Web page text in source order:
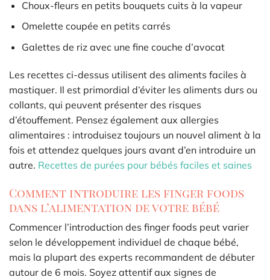
Choux-fleurs en petits bouquets cuits à la vapeur
Omelette coupée en petits carrés
Galettes de riz avec une fine couche d’avocat
Les recettes ci-dessus utilisent des aliments faciles à
mastiquer. Il est primordial d’éviter les aliments durs ou
collants, qui peuvent présenter des risques
d’étouffement. Pensez également aux allergies
alimentaires : introduisez toujours un nouvel aliment à la
fois et attendez quelques jours avant d’en introduire un
autre. Recettes de purées pour bébés faciles et saines
Comment introduire les finger foods
dans l’alimentation de votre bébé
Commencer l’introduction des finger foods peut varier
selon le développement individuel de chaque bébé,
mais la plupart des experts recommandent de débuter
autour de 6 mois. Soyez attentif aux signes de